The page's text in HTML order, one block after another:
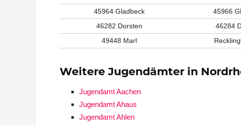
45964 Gladbeck
45966
46282 Dorsten
46284
49448 Marl
Weitere Jugendämter in
Jugendamt Aachen
Jugendamt Ahaus
Jugendamt Ahlen